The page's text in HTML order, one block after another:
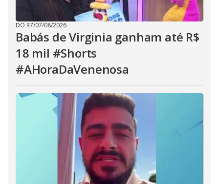
DO R7/07/08/2026
Babás de Virginia ganham até R$
18 mil #Shorts
#AHoraDaVenenosa